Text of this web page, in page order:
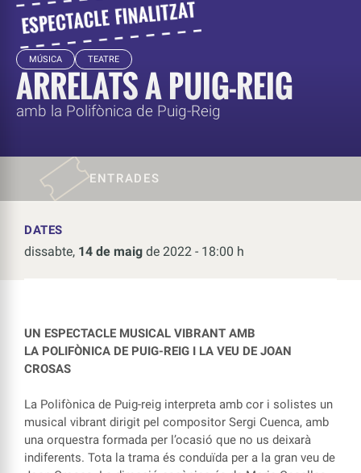
MÚSICA TEATRE
ARRELATS A PUIG-REIG
amb la Polifònica de Puig-Reig
ENTRADES
DATES
dissabte, 14 de maig de 2022 - 18:00 h
UN ESPECTACLE MUSICAL VIBRANT AMB
LA POLIFÒNICA DE PUIG-REIG I LA VEU DE JOAN
CROSAS
La Polifònica de Puig-reig interpreta amb cor i solistes un
musical vibrant dirigit pel compositor Sergi Cuenca, amb
una orquestra formada per l’ocasió que no us deixarà
indiferents. Tota la trama és conduïda per a la gran veu de